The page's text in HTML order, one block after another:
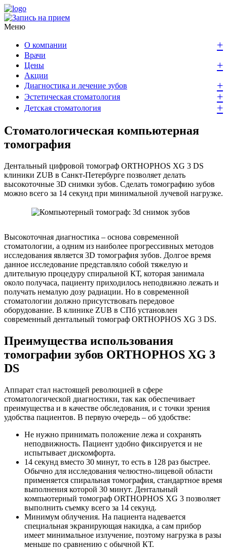
Меню
О компании +
Врачи
Цены
+
Акции
Диагностика и лечение зубов
+
Эстетическая стоматология +
Детская стоматология +
Стоматологическая компьютерная
томография
Дентальный цифровой томограф ORTHOPHOS XG 3 DS
клиники ZUB в Санкт-Петербурге позволяет делать
высокоточные 3D снимки зубов. Сделать томографию зубов
можно всего за 14 секунд при минимальной лучевой нагрузке.
Высокоточная диагностика – основа современной
стоматологии, а одним из наиболее прогрессивных методов
исследования является 3D томография зубов. Долгое время
данное исследование представляло собой тяжелую и
длительную процедуру спиральной КТ, которая занимала
около получаса, пациенту приходилось неподвижно лежать и
получать немалую дозу радиации. Но в современной
стоматологии должно присутствовать передовое
оборудование. В клинике ZUB в СПб установлен
современный дентальный томограф ORTHOPHOS XG 3 DS.
Преимущества использования
томографии зубов ORTHOPHOS XG 3
DS
Аппарат стал настоящей революцией в сфере
стоматологической диагностики, так как обеспечивает
преимущества и в качестве обследования, и с точки зрения
удобства пациентов. В первую очередь – об удобстве:
Не нужно принимать положение лежа и сохранять
неподвижность. Пациент удобно фиксируется и не
испытывает дискомфорта.
14 секунд вместо 30 минут, то есть в 128 раз быстрее.
Обычно для исследования челюстно-лицевой области
применяется спиральная томография, стандартное время
выполнения которой 30 минут. Дентальный
компьютерный томограф ORTHOPHOS XG 3 позволяет
выполнить съемку всего за 14 секунд.
Минимум облучения. На пациента надевается
специальная экранирующая накидка, а сам прибор
имеет минимальное излучение, поэтому нагрузка в разы
меньше по сравнению с обычной КТ.